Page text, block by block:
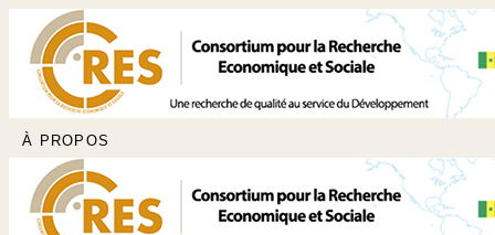
À PROPOS